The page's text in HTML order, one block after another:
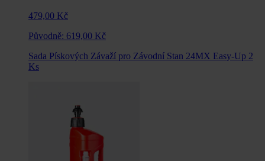
479,00 Kč
Původně: 619,00 Kč
Sada Pískových Závaží pro Závodní Stan 24MX Easy-Up 2
Ks